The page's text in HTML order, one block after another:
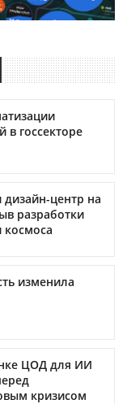
в госсекторе
центр на
разработки
изменила
ЦОД для ИИ
кризисом